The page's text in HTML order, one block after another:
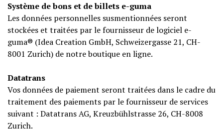
Système de bons et de billets e-guma
Les données personnelles susmentionnées seront
stockées et traitées par le fournisseur de logiciel e-
guma® (Idea Creation GmbH, Schweizergasse 21, CH-
8001 Zurich) de notre boutique en ligne.
Datatrans
Vos données de paiement seront traitées dans le cadre du
traitement des paiements par le fournisseur de services
suivant : Datatrans AG, Kreuzbühlstrasse 26, CH-8008
Zurich.